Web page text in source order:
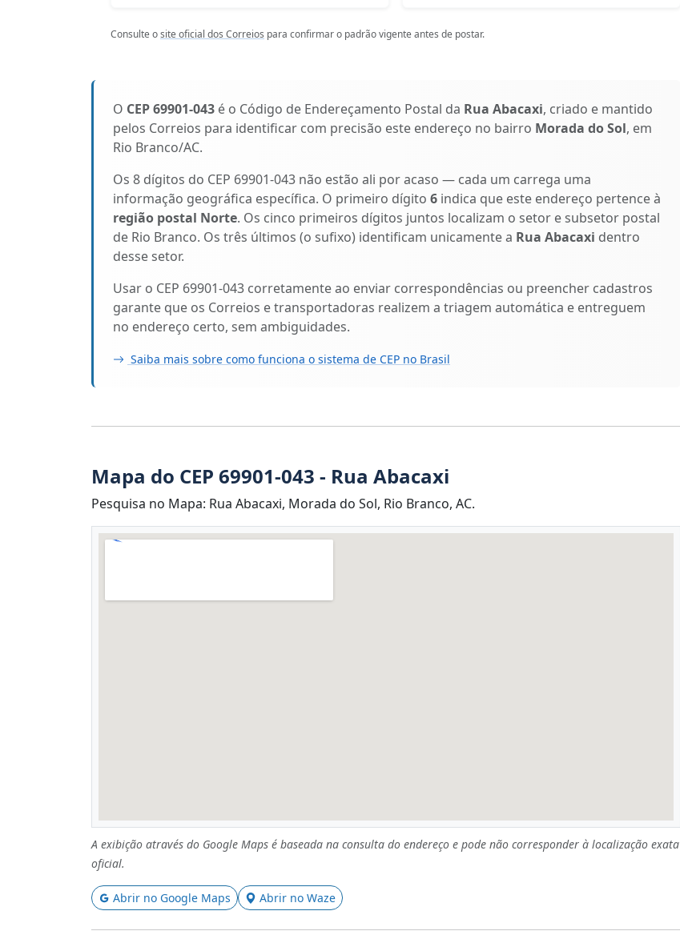
Consulte osite oficial dos Correios para confirmar o padrão vigente antes de postar.
O CEP 69901-043 é o Código de Endereçamento Postal da Rua Abacaxi, criado e mantido
pelos Correios para identificar com precisão este endereço no bairro Morada do Sol, em
Rio Branco/AC.
Os 8 dígitos do CEP 69901-043 não estão ali por acaso — cada um carrega uma
informação geográfica específica. O primeiro dígito 6 indica que este endereço pertence à
região postal Norte. Os cinco primeiros dígitos juntos localizam o setor e subsetor postal
de Rio Branco. Os três últimos (o sufixo) identificam unicamente a Rua Abacaxi dentro
desse setor.
Usar o CEP 69901-043 corretamente ao enviar correspondências ou preencher cadastros
garante que os Correios e transportadoras realizem a triagem automática e entreguem
no endereço certo, sem ambiguidades.
Saiba mais sobre como funciona o sistema de CEP no Brasil
Mapa do CEP 69901-043 - Rua Abacaxi
Pesquisa no Mapa: Rua Abacaxi, Morada do Sol, Rio Branco, AC.
A exibição através do Google Maps é baseada na consulta do endereço e pode não corresponder à localização exata
oficial.
Abrir no Google Maps Abrir no Waze